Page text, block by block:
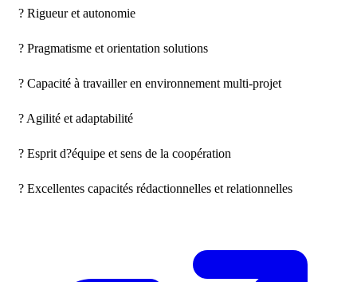
? Rigueur et autonomie
? Pragmatisme et orientation solutions
? Capacité à travailler en environnement multi-projet
? Agilité et adaptabilité
? Esprit d?équipe et sens de la coopération
? Excellentes capacités rédactionnelles et relationnelles